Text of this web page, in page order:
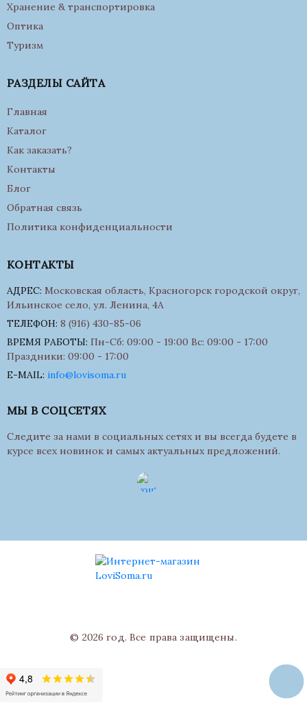
Хранение & транспортировка
Оптика
Туризм
РАЗДЕЛЫ САЙТА
Главная
Каталог
Как заказать?
Контакты
Блог
Обратная связь
Политика конфиденциальности
КОНТАКТЫ
АДРЕС: Московская область, Красногорск городской округ,
Ильинское село, ул. Ленина, 4А
ТЕЛЕФОН: 8 (916) 430-85-06
ВРЕМЯ РАБОТЫ: Пн-Сб: 09:00 - 19:00 Вс: 09:00 - 17:00
Праздники: 09:00 - 17:00
E-MAIL: info@lovisoma.ru
МЫ В СОЦСЕТЯХ
Следите за нами в социальных сетях и вы всегда будете в
курсе всех новинок и самых актуальных предложений.
© 2026 год. Все права защищены.